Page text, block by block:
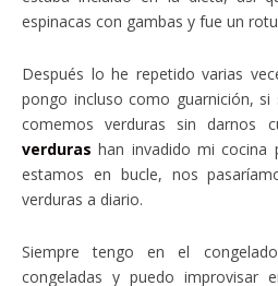
espinacas con gambas y fue un
Después lo he repetido varias
pongo incluso como guarnición, si
comemos verduras sin darnos
verduras han invadido mi cocina
estamos en bucle, nos
verduras a diario.
Siempre tengo en el
congeladas y puedo improvisar